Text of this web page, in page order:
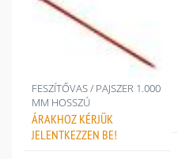
FESZÍTŐVAS / PAJSZER 1.000
MM HOSSZÚ
ÁRAKHOZ KÉRJÜK
JELENTKEZZEN BE!